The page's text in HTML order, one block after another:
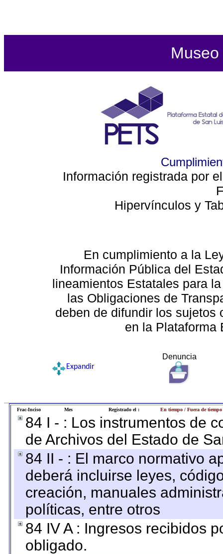
Información registrada por
Hipervínculos y
En cumplimiento a la
Información Pública del
lineamientos Estatales para
las Obligaciones de
deben de difundir los sujetos
en la Plataforma
Denuncia
Expandir
Frac-Inciso Mes Registrado el : En tiempo / Fuera de tiempo
84 I - : Los instrumentos de
de Archivos del Estado de
84 II - : El marco normativo
deberá incluirse leyes,
creación, manuales
políticas, entre otros
84 IV A : Ingresos recibidos
obligado.